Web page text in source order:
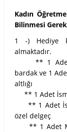
Kadın
Bilinmesi
1 -) Hediye
almaktadır.
** 1 Adet
bardak ve 1
altlığı
** 1 Adet
** 1 Adet
özel delgeç
** 1 Adet